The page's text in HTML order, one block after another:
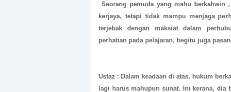
Seorang pemuda yang mahu berkahwin
kerjaya, tetapi tidak mampu menjaga
terjebak dengan maksiat dalam
perhatian pada pelajaran, begitu juga
Ustaz : Dalam keadaan di atas, hukum
lagi harus mahupun sunat. Ini kerana, dia